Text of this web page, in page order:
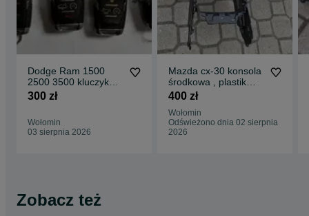
Dodge Ram 1500
2500 3500 kluczyk
pilot keyless
300 zł
Wołomin
03 sierpnia 2026
Mazda cx-30 konsola
środkowa , plastik
,środek
400 zł
Wołomin
Odświeżono dnia 02 sierpnia
2026
Zobacz też